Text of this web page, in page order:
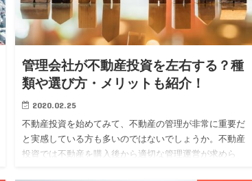
管理会社が不動産投資を左右する？種
類や選び方・メリットも紹介！
2020.02.25
不動産投資を始めてみて、不動産の管理が非常に重要だ
と実感している方も多いのではないでしょうか。不動産
投資では不動産を購入後から適切な管理運営が求めら